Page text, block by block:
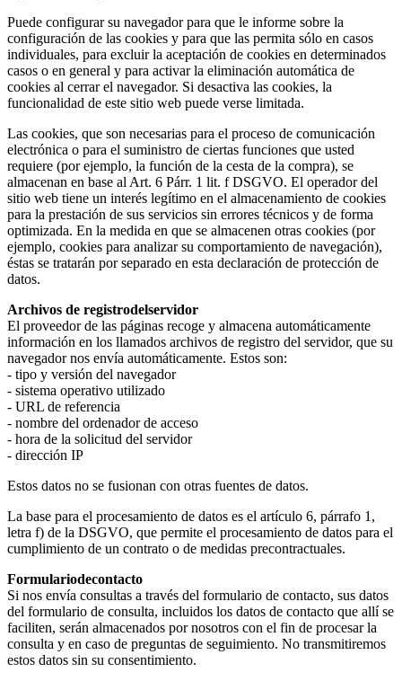
Puede configurar su navegador para que le informe sobre la
configuración de las cookies y para que las permita sólo en casos
individuales, para excluir la aceptación de cookies en determinados
casos o en general y para activar la eliminación automática de
cookies al cerrar el navegador. Si desactiva las cookies, la
funcionalidad de este sitio web puede verse limitada.
Las cookies, que son necesarias para el proceso de comunicación
electrónica o para el suministro de ciertas funciones que usted
requiere (por ejemplo, la función de la cesta de la compra), se
almacenan en base al Art. 6 Párr. 1 lit. f DSGVO. El operador del
sitio web tiene un interés legítimo en el almacenamiento de cookies
para la prestación de sus servicios sin errores técnicos y de forma
optimizada. En la medida en que se almacenen otras cookies (por
ejemplo, cookies para analizar su comportamiento de navegación),
éstas se tratarán por separado en esta declaración de protección de
datos.
Archivos de registrodelservidor
El proveedor de las páginas recoge y almacena automáticamente
información en los llamados archivos de registro del servidor, que su
navegador nos envía automáticamente. Estos son:
- tipo y versión del navegador
- sistema operativo utilizado
- URL de referencia
- nombre del ordenador de acceso
- hora de la solicitud del servidor
- dirección IP
Estos datos no se fusionan con otras fuentes de datos.
La base para el procesamiento de datos es el artículo 6, párrafo 1,
letra f) de la DSGVO, que permite el procesamiento de datos para el
cumplimiento de un contrato o de medidas precontractuales.
Formulariodecontacto
Si nos envía consultas a través del formulario de contacto, sus datos
del formulario de consulta, incluidos los datos de contacto que allí se
faciliten, serán almacenados por nosotros con el fin de procesar la
consulta y en caso de preguntas de seguimiento. No transmitiremos
estos datos sin su consentimiento.